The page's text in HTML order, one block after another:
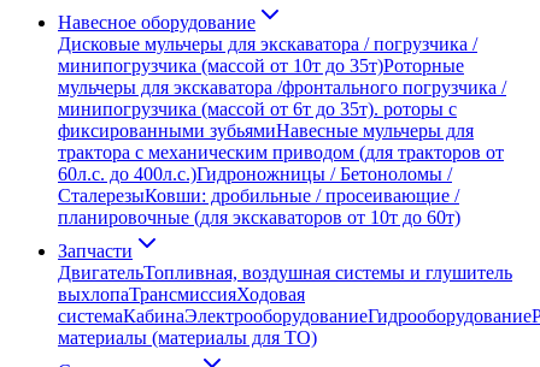
Навесное оборудование
Дисковые мульчеры для экскаватора / погрузчика /
минипогрузчика (массой от 10т до 35т)Роторные
мульчеры для экскаватора /фронтального погрузчика /
минипогрузчика (массой от 6т до 35т). роторы с
фиксированными зубьямиНавесные мульчеры для
трактора с механическим приводом (для тракторов от
60л.с. до 400л.с.)Гидроножницы / Бетоноломы /
СталерезыКовши: дробильные / просеивающие /
планировочные (для экскаваторов от 10т до 60т)
Запчасти
ДвигательТопливная, воздушная системы и глушитель
выхлопаТрансмиссияХодовая
системаКабинаЭлектрооборудованиеГидрооборудование
материалы (материалы для ТО)